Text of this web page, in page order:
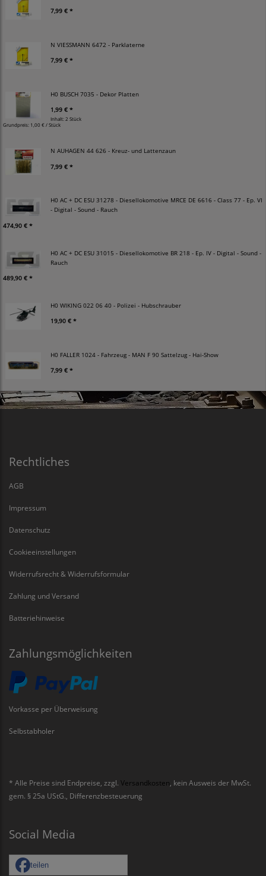
7,99 € *
N VIESSMANN 6472 - Parklaterne
7,99 € *
H0 BUSCH 7035 - Dekor Platten
1,99 € *
Inhalt: 2 Stück
Grundpreis: 1,00 € / Stück
N AUHAGEN 44 626 - Kreuz- und Lattenzaun
7,99 € *
H0 AC + DC ESU 31278 - Diesellokomotive MRCE DE 6616 - Class 77 - Ep. VI
- Digital - Sound - Rauch
474,90 € *
H0 AC + DC ESU 31015 - Diesellokomotive BR 218 - Ep. IV - Digital - Sound -
Rauch
489,90 € *
H0 WIKING 022 06 40 - Polizei - Hubschrauber
19,90 € *
H0 FALLER 1024 - Fahrzeug - MAN F 90 Sattelzug - Hai-Show
7,99 € *
Rechtliches
AGB
Impressum
Datenschutz
Cookieeinstellungen
Widerrufsrecht & Widerrufsformular
Zahlung und Versand
Batteriehinweise
Zahlungsmöglichkeiten
Vorkasse per Überweisung
Selbstabholer
* Alle Preise sind Endpreise, zzgl. Versandkosten , kein Ausweis der MwSt.
gem. § 25a UStG., Differenzbesteuerung
Social Media
teilen